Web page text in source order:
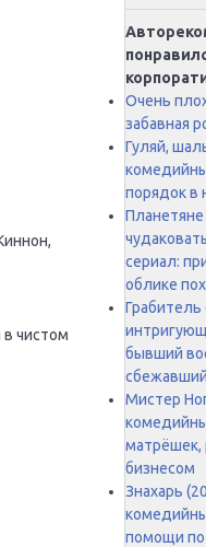
в чистом
Очень
забавная
Гуляй,
порядок в
Планетяне
сериал:
облике
бывший
Мистер
матрёшек,
бизнесом
Знахарь
помощи по